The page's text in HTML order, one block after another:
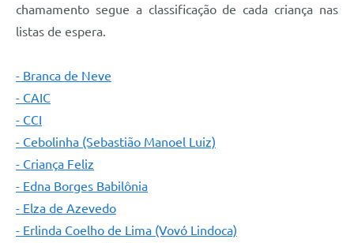
chamamento segue a classificação de cada criança nas
listas de espera.
- Branca de Neve
- CAIC
- CCI
- Cebolinha (Sebastião Manoel Luiz)
- Criança Feliz
- Edna Borges Babilônia
- Elza de Azevedo
- Erlinda Coelho de Lima (Vovó Lindoca)